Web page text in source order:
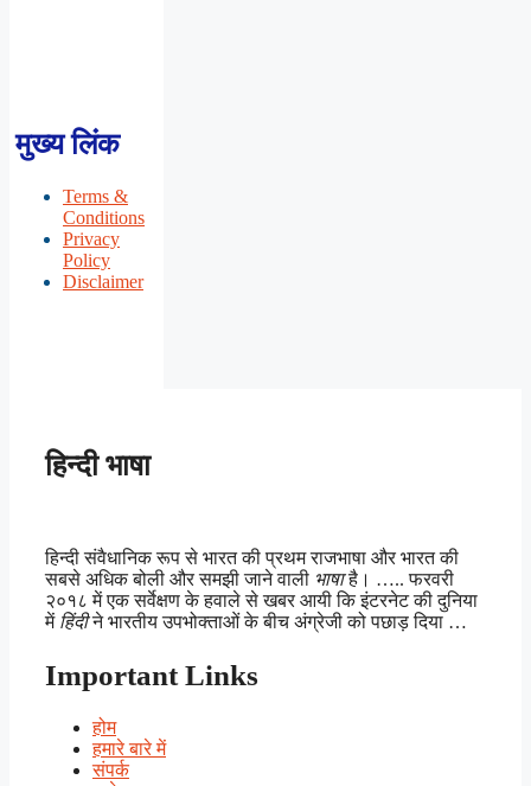
मुख्य लिंक
Terms &
Conditions
Privacy
Policy
Disclaimer
हिन्दी भाषा
हिन्दी संवैधानिक रूप से भारत की प्रथम राजभाषा और भारत की
सबसे अधिक बोली और समझी जाने वाली भाषाहै। ….. फरवरी
२०१८ में एक सर्वेक्षण के हवाले से खबर आयी कि इंटरनेट की दुनिया
में हिंदीने भारतीय उपभोक्ताओं के बीच अंग्रेजी को पछाड़ दिया …
Important Links
होम
हमारे बारे में
संपर्क